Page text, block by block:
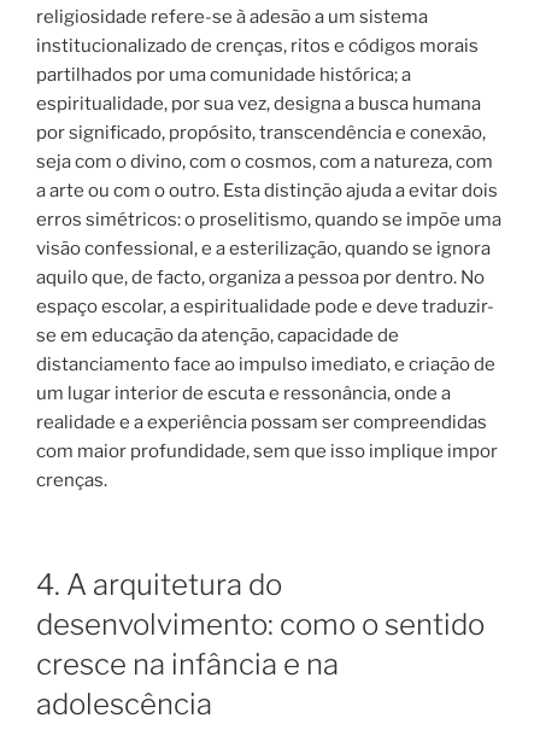
religiosidade refere-se à adesão a um sistema
institucionalizado de crenças, ritos e códigos morais
partilhados por uma comunidade histórica; a
espiritualidade, por sua vez, designa a busca humana
por significado, propósito, transcendência e conexão,
seja com o divino, com o cosmos, com a natureza, com
a arte ou com o outro. Esta distinção ajuda a evitar dois
erros simétricos: o proselitismo, quando se impõe uma
visão confessional, e a esterilização, quando se ignora
aquilo que, de facto, organiza a pessoa por dentro. No
espaço escolar, a espiritualidade pode e deve traduzir-
se em educação da atenção, capacidade de
distanciamento face ao impulso imediato, e criação de
um lugar interior de escuta e ressonância, onde a
realidade e a experiência possam ser compreendidas
com maior profundidade, sem que isso implique impor
crenças.
4. A arquitetura do
desenvolvimento: como o sentido
cresce na infância e na
adolescência